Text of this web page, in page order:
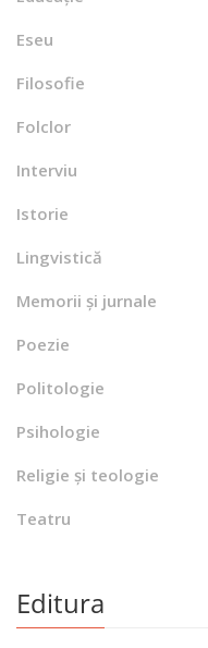
Eseu
Filosofie
Folclor
Interviu
Istorie
Lingvistică
Memorii și jurnale
Poezie
Politologie
Psihologie
Religie și teologie
Teatru
Editura